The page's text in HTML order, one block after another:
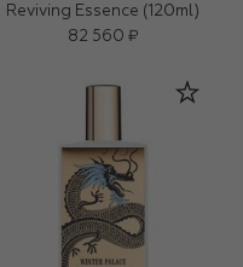
Reviving Essence (120ml)
82 560 ₽